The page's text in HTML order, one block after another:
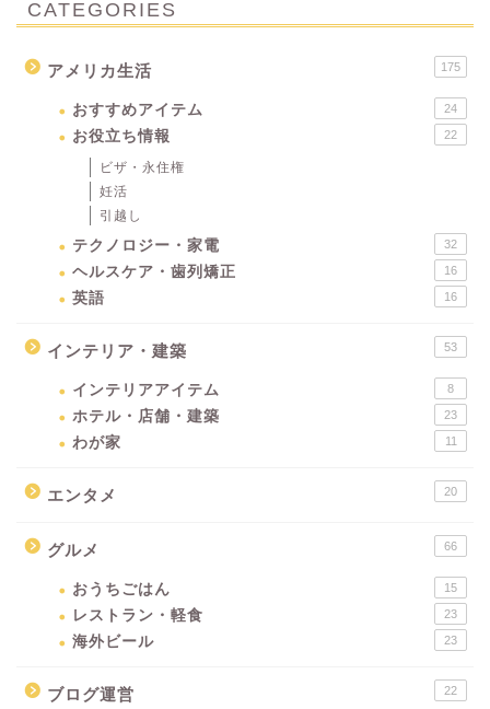
CATEGORIES
アメリカ生活 175
おすすめアイテム 24
お役立ち情報 22
ビザ・永住権
妊活
引越し
テクノロジー・家電 32
ヘルスケア・歯列矯正 16
英語 16
インテリア・建築 53
インテリアアイテム 8
ホテル・店舗・建築 23
わが家 11
エンタメ 20
グルメ 66
おうちごはん 15
レストラン・軽食 23
海外ビール 23
ブログ運営 22